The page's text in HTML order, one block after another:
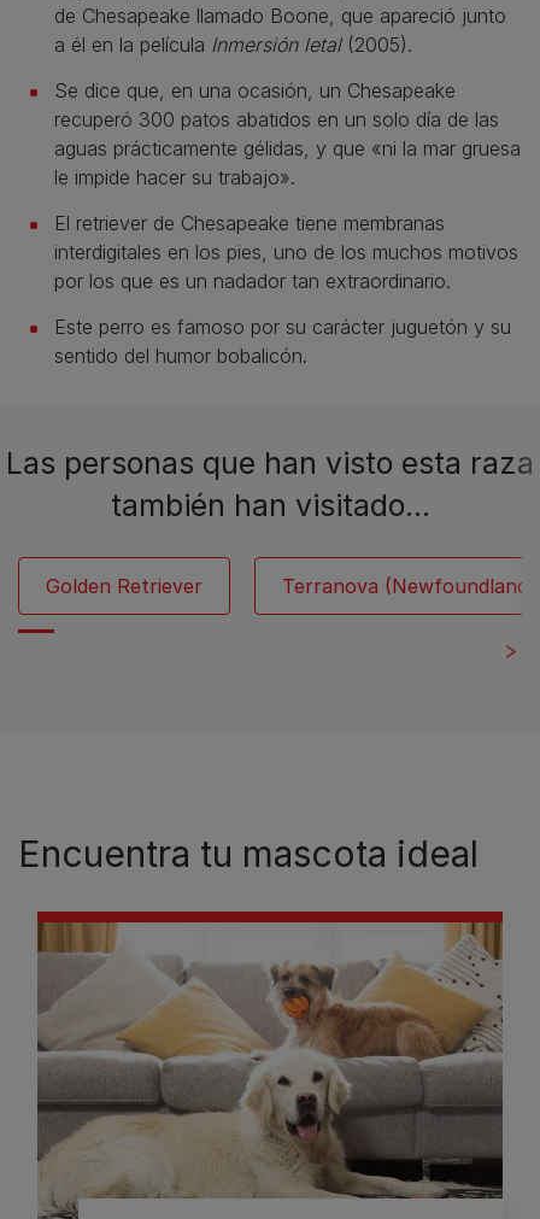
de Chesapeake llamado Boone, que apareció junto
a él en la película Inmersión letal(2005).
Se dice que, en una ocasión, un Chesapeake
recuperó 300 patos abatidos en un solo día de las
aguas prácticamente gélidas, y que «ni la mar gruesa
le impide hacer su trabajo».
El retriever de Chesapeake tiene membranas
interdigitales en los pies, uno de los muchos motivos
por los que es un nadador tan extraordinario.
Este perro es famoso por su carácter juguetón y su
sentido del humor bobalicón.
Las personas que han visto esta raza
también han visitado…
Golden Retriever Terranova (Newfoundland)
Encuentra tu mascota ideal